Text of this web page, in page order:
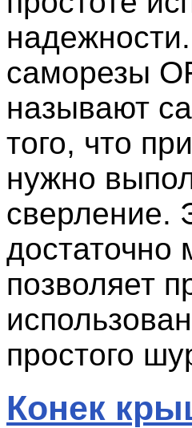
саморезы
называют
того, что
нужно
сверление.
достаточно
позволяет
простого
Конек